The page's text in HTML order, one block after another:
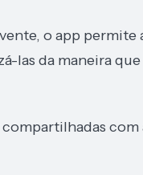
o app
las da maneira